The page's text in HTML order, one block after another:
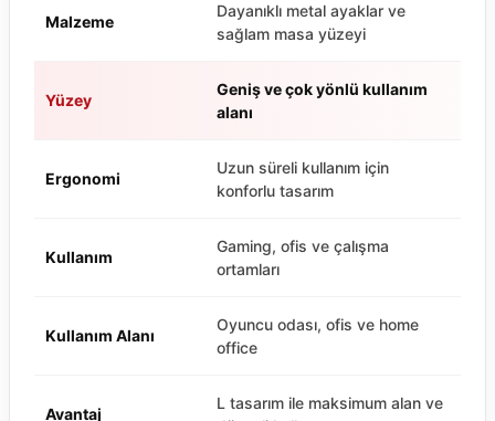
Malzeme
Dayanıklı metal ayaklar ve
sağlam masa yüzeyi
Yüzey
Geniş ve çok yönlü kullanım
alanı
Ergonomi
Uzun süreli kullanım için
konforlu tasarım
Kullanım
Gaming, ofis ve çalışma
ortamları
Kullanım Alanı
Oyuncu odası, ofis ve home
office
Avantaj
L tasarım ile maksimum alan ve